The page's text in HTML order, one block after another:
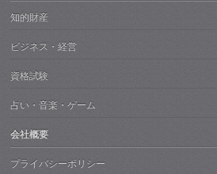
知的財産
ビジネス・経営
資格試験
占い・音楽・ゲーム
会社概要
プライバシーポリシー